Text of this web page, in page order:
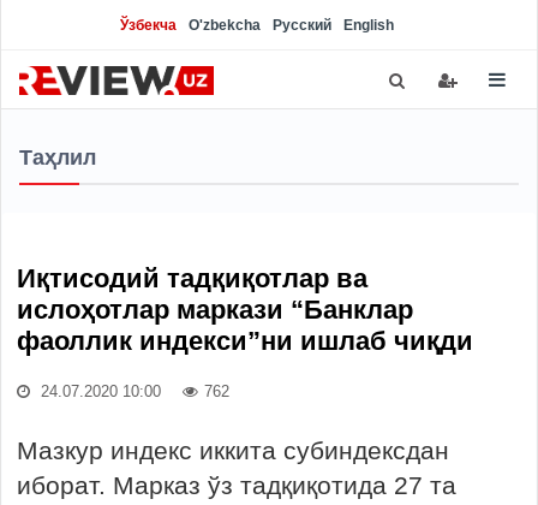
Ўзбекча O'zbekcha Русский English
Таҳлил
Иқтисодий тадқиқотлар ва
ислоҳотлар маркази “Банклар
фаоллик индекси”ни ишлаб чиқди
24.07.2020 10:00 762
Мазкур индекс иккита субиндексдан
иборат. Марказ ўз тадқиқотида 27 та